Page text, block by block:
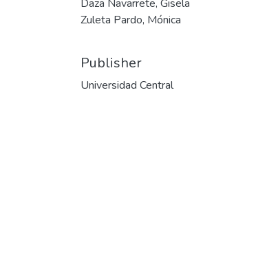
Daza Navarrete, Gisela
Zuleta Pardo, Mónica
Publisher
Universidad Central